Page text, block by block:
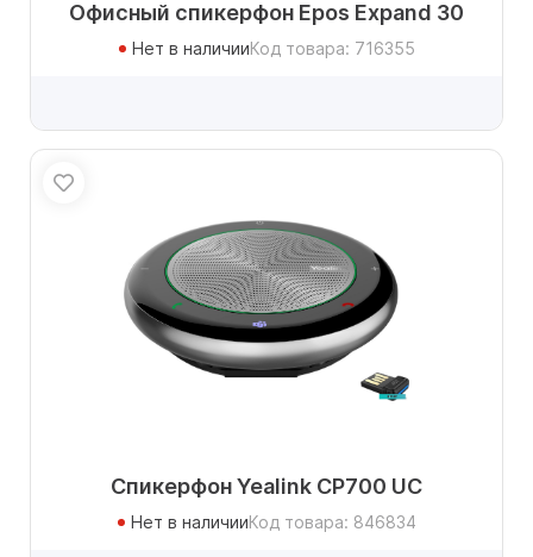
Офисный спикерфон Epos Expand 30
Нет в наличииКод товара: 716355
Спикерфон Yealink CP700 UC
Нет в наличииКод товара: 846834